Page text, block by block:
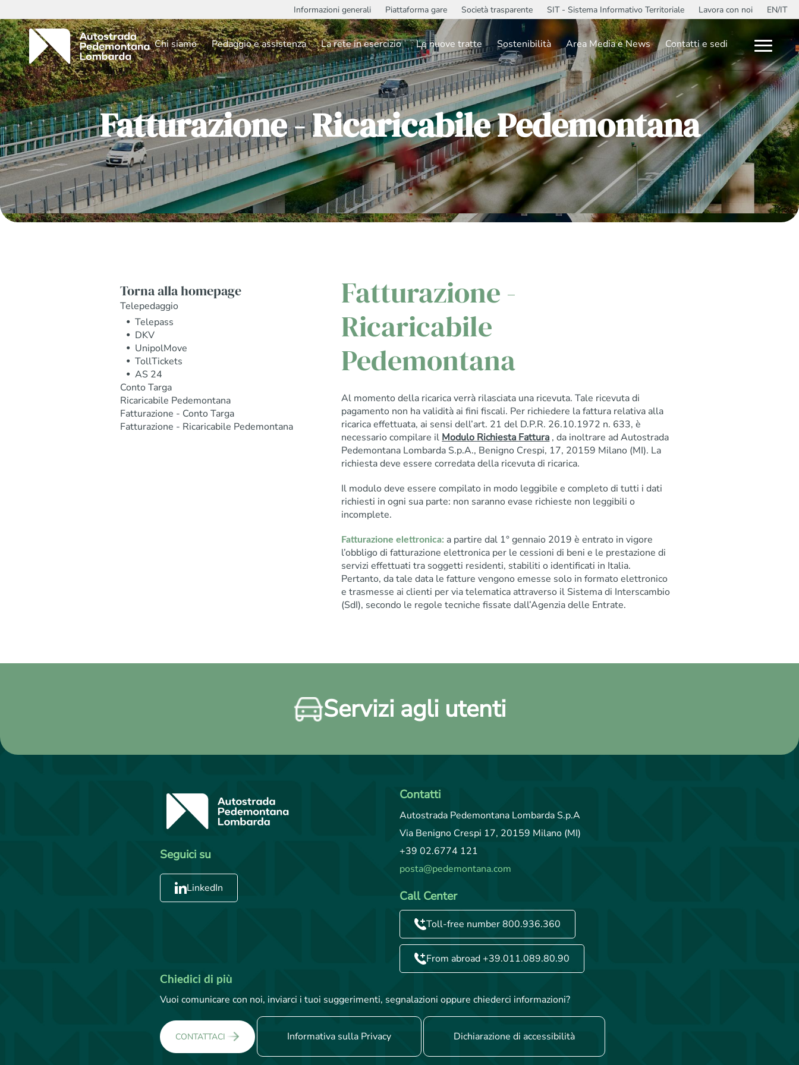
Informazioni generali Piattaforma gare Società trasparente SIT - Sistema Informativo Territoriale Lavora con noi EN/IT
Chi siamo Pedaggio e assistenza La rete in esercizio Le nuove tratte Sostenibilità Area Media e News Contatti e sedi
Fatturazione - Ricaricabile Pedemontana
Torna alla homepage
Telepedaggio
Telepass
DKV
UnipolMove
TollTickets
AS 24
Conto Targa
Ricaricabile Pedemontana
Fatturazione - Conto Targa
Fatturazione - Ricaricabile Pedemontana
Fatturazione -
Ricaricabile
Pedemontana
Al momento della ricarica verrà rilasciata una ricevuta. Tale ricevuta di
pagamento non ha validità ai fini fiscali. Per richiedere la fattura relativa alla
ricarica effettuata, ai sensi dell’art. 21 del D.P.R. 26.10.1972 n. 633, è
necessario compilare il Modulo Richiesta Fattura , da inoltrare ad Autostrada
Pedemontana Lombarda S.p.A., Benigno Crespi, 17, 20159 Milano (MI). La
richiesta deve essere corredata della ricevuta di ricarica.
Il modulo deve essere compilato in modo leggibile e completo di tutti i dati
richiesti in ogni sua parte: non saranno evase richieste non leggibili o
incomplete.
Fatturazione elettronica: a partire dal 1° gennaio 2019 è entrato in vigore
l’obbligo di fatturazione elettronica per le cessioni di beni e le prestazione di
servizi effettuati tra soggetti residenti, stabiliti o identificati in Italia.
Pertanto, da tale data le fatture vengono emesse solo in formato elettronico
e trasmesse ai clienti per via telematica attraverso il Sistema di Interscambio
(SdI), secondo le regole tecniche fissate dall’Agenzia delle Entrate.
Servizi agli utenti
Seguici su
LinkedIn
Contatti
Autostrada Pedemontana Lombarda S.p.A
Via Benigno Crespi 17, 20159 Milano (MI)
+39 02.6774 121
posta@pedemontana.com
Call Center
Toll-free number 800.936.360
From abroad +39.011.089.80.90
Chiedici di più
Vuoi comunicare con noi, inviarci i tuoi suggerimenti, segnalazioni oppure chiederci informazioni?
CONTATTACI Informativa sulla Privacy Dichiarazione di accessibilità